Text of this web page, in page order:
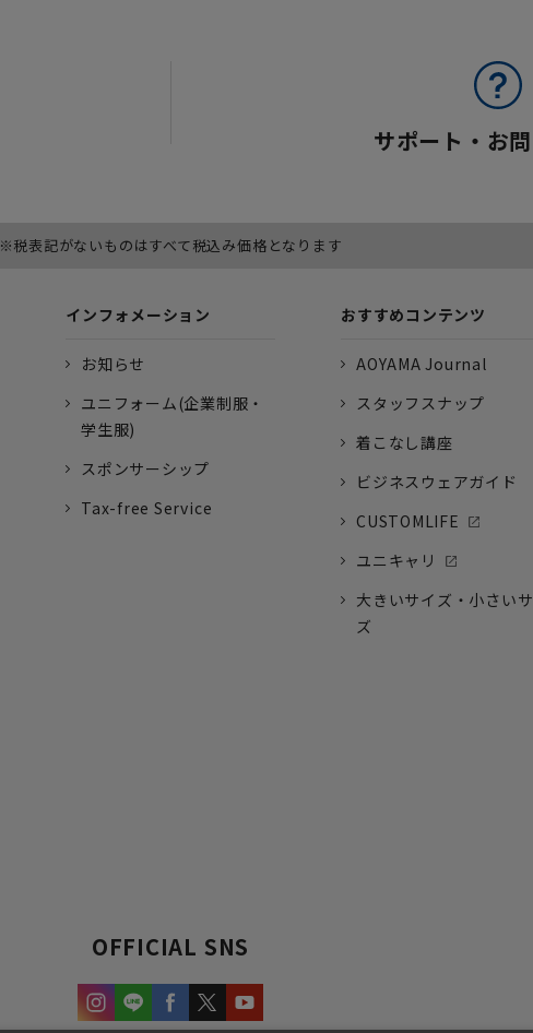
サポート・お
※税表記がないものはすべて税込み価格となります
インフォメーション
お知らせ
ユニフォーム(企業制服・
学生服)
スポンサーシップ
Tax-free Service
おすすめコンテンツ
AOYAMA Journal
スタッフスナップ
着こなし講座
ビジネスウェアガイド
CUSTOMLIFE
ユニキャリ
大きいサイズ・小さい
ズ
OFFICIAL SNS